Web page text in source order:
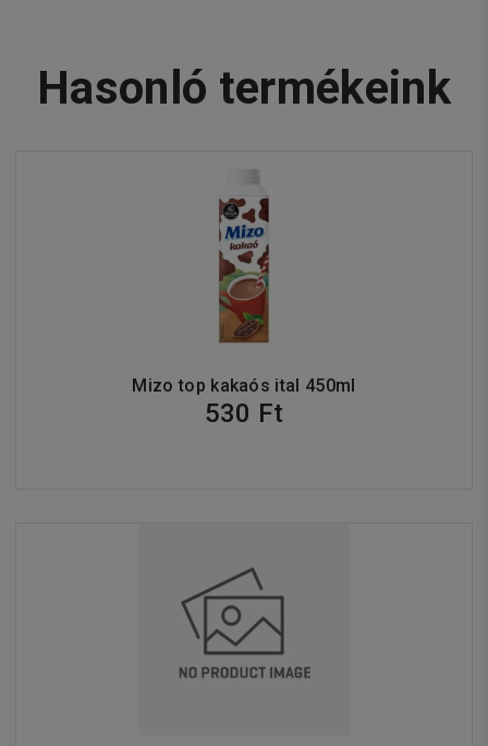
Hasonló termékeink
Mizo top kakaós ital 450ml
530 Ft